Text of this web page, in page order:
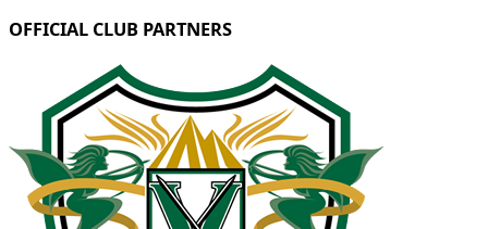
OFFICIAL CLUB PARTNERS